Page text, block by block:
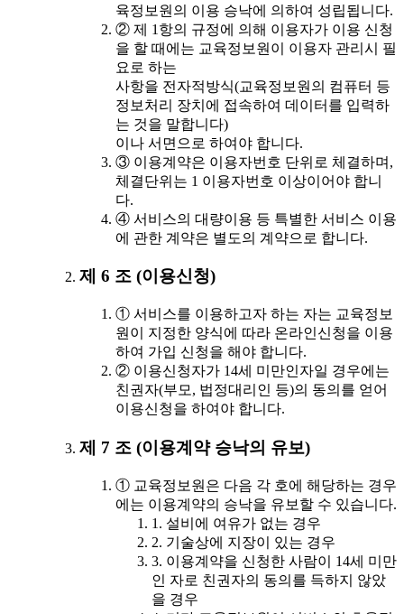
육정보원의 이용 승낙에 의하여 성립됩니다.
② 제 1항의 규정에 의해 이용자가 이용 신청
을 할 때에는 교육정보원이 이용자 관리시 필
요로 하는
사항을 전자적방식(교육정보원의 컴퓨터 등
정보처리 장치에 접속하여 데이터를 입력하
는 것을 말합니다)
이나 서면으로 하여야 합니다.
③ 이용계약은 이용자번호 단위로 체결하며,
체결단위는 1 이용자번호 이상이어야 합니
다.
④ 서비스의 대량이용 등 특별한 서비스 이용
에 관한 계약은 별도의 계약으로 합니다.
제 6 조 (이용신청)
① 서비스를 이용하고자 하는 자는 교육정보
원이 지정한 양식에 따라 온라인신청을 이용
하여 가입 신청을 해야 합니다.
② 이용신청자가 14세 미만인자일 경우에는
친권자(부모, 법정대리인 등)의 동의를 얻어
이용신청을 하여야 합니다.
제 7 조 (이용계약 승낙의 유보)
① 교육정보원은 다음 각 호에 해당하는 경우
에는 이용계약의 승낙을 유보할 수 있습니다.
1. 설비에 여유가 없는 경우
2. 기술상에 지장이 있는 경우
3. 이용계약을 신청한 사람이 14세 미만
인 자로 친권자의 동의를 득하지 않았
을 경우